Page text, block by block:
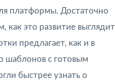
платформы. Достаточно
как это развитие выглядит
предлагает, как и в
шаблонов с готовым
быстрее узнать о